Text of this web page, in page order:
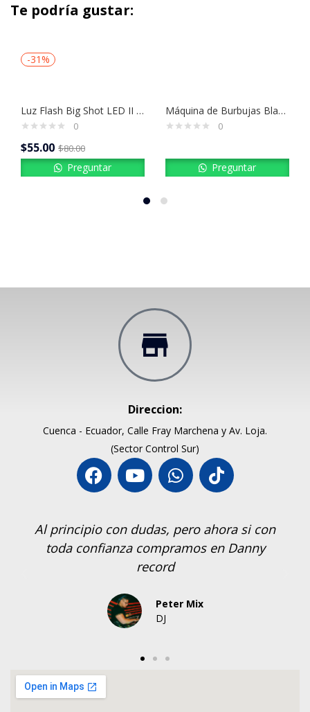
Te podría gustar:
-31%
Luz Flash Big Shot LED II American DJ Estrobo LED Profesional
0
$55.00 $80.00
Preguntar
Máquina de Burbujas Blanca con 18 LED – EURO-B05
0
Preguntar
Direccion:
Cuenca - Ecuador, Calle Fray Marchena y Av. Loja.
(Sector Control Sur)
Al principio con dudas, pero ahora si con
toda confianza compramos en Danny
record
Peter Mix
DJ
En Danny Records estamos listos para